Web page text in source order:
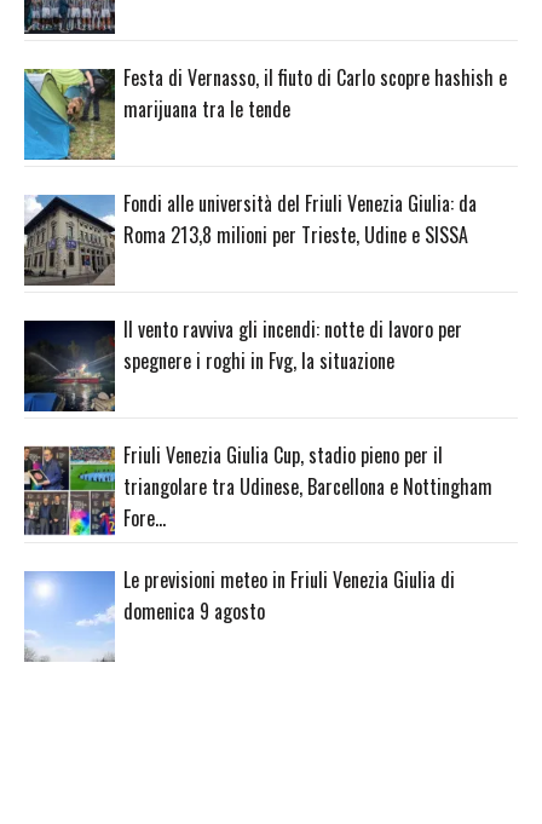
Festa di Vernasso, il fiuto di Carlo scopre hashish e
marijuana tra le tende
Fondi alle università del Friuli Venezia Giulia: da
Roma 213,8 milioni per Trieste, Udine e SISSA
Il vento ravviva gli incendi: notte di lavoro per
spegnere i roghi in Fvg, la situazione
Friuli Venezia Giulia Cup, stadio pieno per il
triangolare tra Udinese, Barcellona e Nottingham
Fore…
Le previsioni meteo in Friuli Venezia Giulia di
domenica 9 agosto